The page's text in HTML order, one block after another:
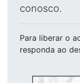
conosco.
Para liberar o
responda ao